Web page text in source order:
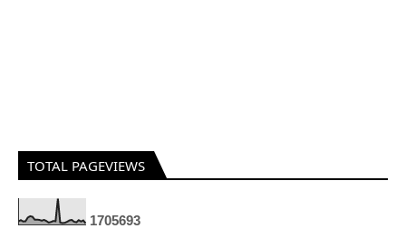
TOTAL PAGEVIEWS
1705693